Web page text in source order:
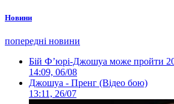
Новини
попередні новини
Бій Ф’юрі-Джошуа може пройти
14:09, 06/08
Джошуа - Пренг (Відео бою)
13:11, 26/07